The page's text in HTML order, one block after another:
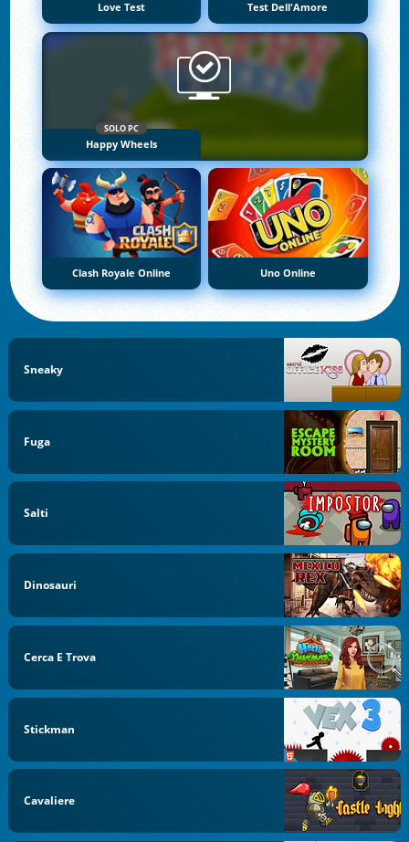
Love Test Test Dell'Amore
SOLO PC
Happy Wheels
Clash Royale Online Uno Online
Sneaky
Fuga
Salti
Dinosauri
Cerca E Trova
Stickman
Cavaliere